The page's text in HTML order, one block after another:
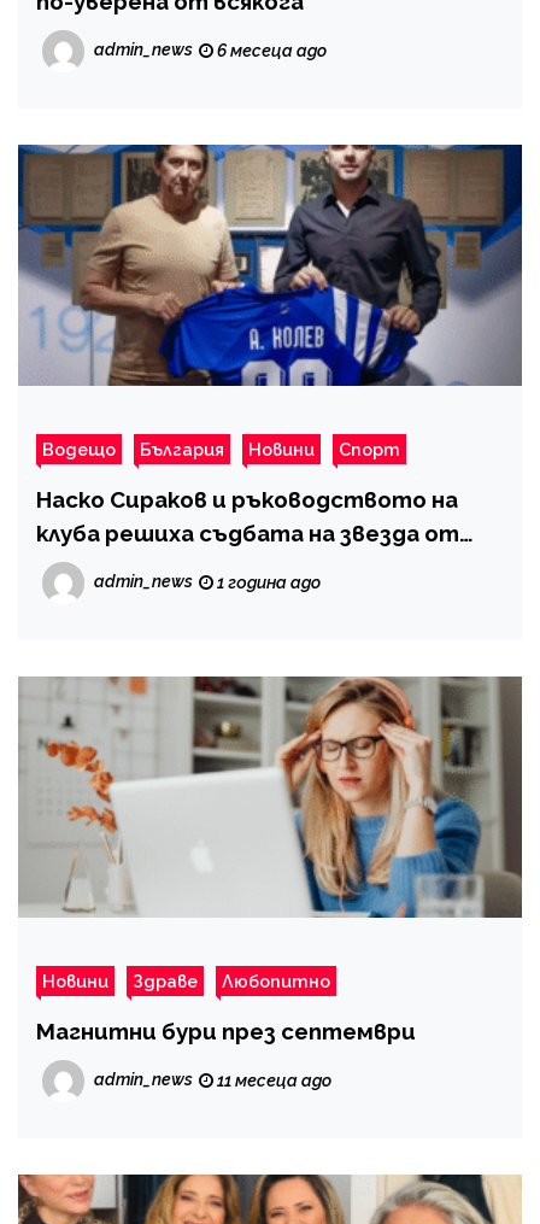
admin_news 6 месеца ago
Водещо България Новини Спорт
Наско Сираков и ръководството на
клуба решиха съдбата на звезда от
„Левски“
admin_news 1 година ago
Новини Здраве Любопитно
Магнитни бури през септември
admin_news 11 месеца ago